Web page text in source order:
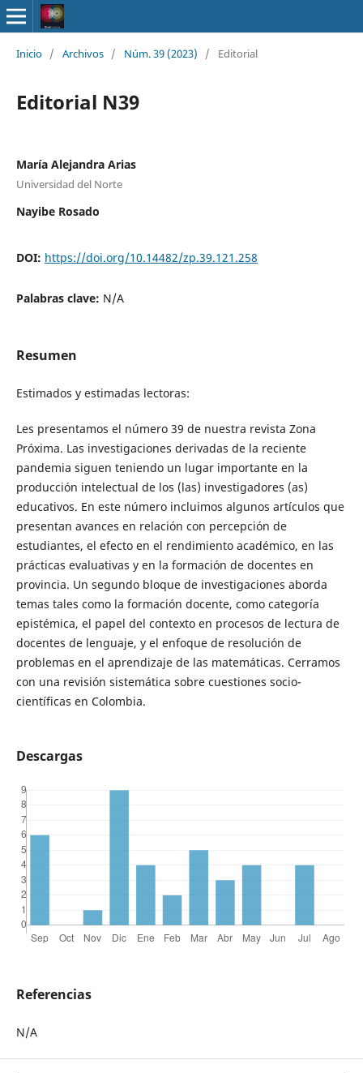
Inicio / Archivos / Núm. 39 (2023) / Editorial
Editorial N39
María Alejandra Arias
Universidad del Norte
Nayibe Rosado
DOI: https://doi.org/10.14482/zp.39.121.258
Palabras clave: N/A
Resumen
Estimados y estimadas lectoras:
Les presentamos el número 39 de nuestra revista Zona
Próxima. Las investigaciones derivadas de la reciente
pandemia siguen teniendo un lugar importante en la
producción intelectual de los (las) investigadores (as)
educativos. En este número incluimos algunos artículos que
presentan avances en relación con percepción de
estudiantes, el efecto en el rendimiento académico, en las
prácticas evaluativas y en la formación de docentes en
provincia. Un segundo bloque de investigaciones aborda
temas tales como la formación docente, como categoría
epistémica, el papel del contexto en procesos de lectura de
docentes de lenguaje, y el enfoque de resolución de
problemas en el aprendizaje de las matemáticas. Cerramos
con una revisión sistemática sobre cuestiones socio-
científicas en Colombia.
Descargas
Referencias
N/A